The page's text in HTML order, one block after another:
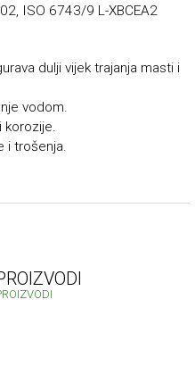
ISO 6743/9 L-XΒCEA2
dulji vijek trajanja masti i
vodom.
korozije.
i trošenja.